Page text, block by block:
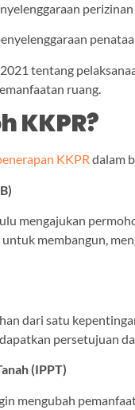
tentang
ruang.
KKPR?
KKPR dalam
mengajukan
membangun,
dari satu
persetujuan
(IPPT)
mengubah